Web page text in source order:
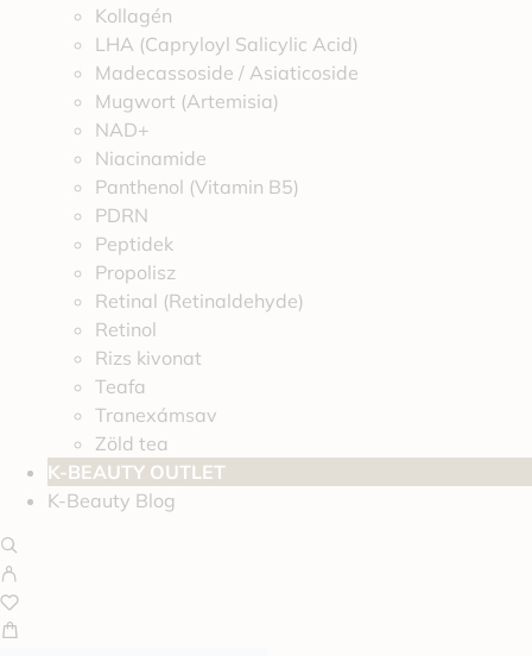
Kollagén
LHA (Capryloyl Salicylic Acid)
Madecassoside / Asiaticoside
Mugwort (Artemisia)
NAD+
Niacinamide
Panthenol (Vitamin B5)
PDRN
Peptidek
Propolisz
Retinal (Retinaldehyde)
Retinol
Rizs kivonat
Teafa
Tranexámsav
Zöld tea
K-BEAUTY OUTLET
K-Beauty Blog